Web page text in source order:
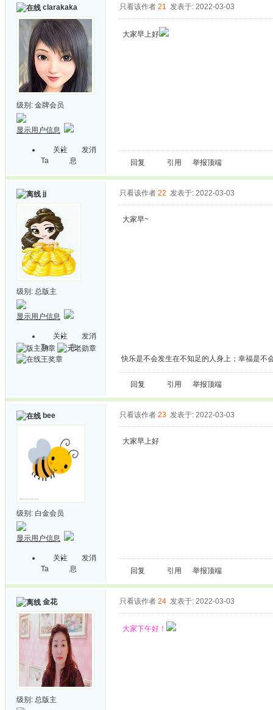
clarakaka
级别: 金牌会员
显示用户信息
关注
Ta
发消
息
只看该作者 21 发表于: 2022-03-03
大家早上好
回复 引用 举报顶端
jj
级别: 总版主
显示用户信息
关注
Ta
发消
息
只看该作者 22 发表于: 2022-03-03
大家早~
快乐是不会发生在不知足的人身上；幸福是不
回复 引用 举报顶端
bee
级别: 白金会员
显示用户信息
关注
Ta
发消
息
只看该作者 23 发表于: 2022-03-03
大家早上好
回复 引用 举报顶端
金花
级别: 总版主
只看该作者 24 发表于: 2022-03-03
大家下午好！